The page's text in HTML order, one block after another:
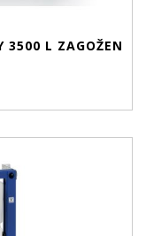
3500 L ZAGOŽEN